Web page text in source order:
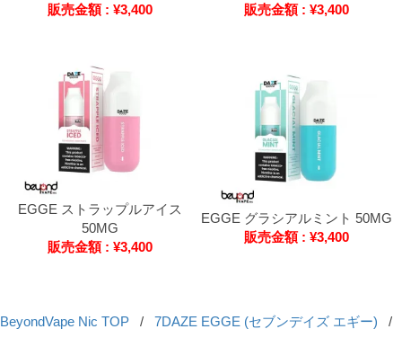
販売金額 : ¥3,400
販売金額 : ¥3,400
EGGE ストラップルアイス
50MG
販売金額 : ¥3,400
EGGE グラシアルミント 50MG
販売金額 : ¥3,400
BeyondVape Nic TOP / 7DAZE EGGE (セブンデイズ エギー) /